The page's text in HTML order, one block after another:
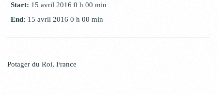
Start: 15 avril 2016 0 h 00 min
End: 15 avril 2016 0 h 00 min
Potager du Roi, France